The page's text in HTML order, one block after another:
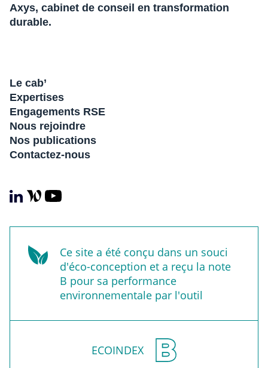
Axys, cabinet de conseil en transformation
durable.
Le cab’
Expertises
Engagements RSE
Nous rejoindre
Nos publications
Contactez-nous
Ce site a été conçu dans un souci
d'éco-conception et a reçu la note
B pour sa performance
environnementale par l'outil
ECOINDEX